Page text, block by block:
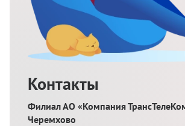
Контакты
Филиал АО «Компания
Черемхово